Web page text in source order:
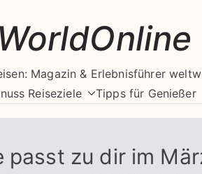
Magazin & Erlebnisführer
Reiseziele Tipps für Genießer
passt zu dir im